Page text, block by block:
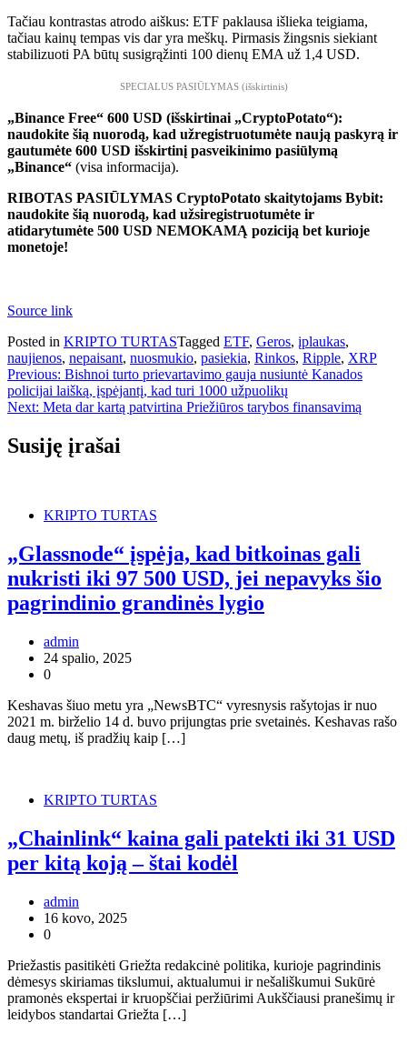
Tačiau kontrastas atrodo aiškus: ETF paklausa išlieka teigiama,
tačiau kainų tempas vis dar yra meškų. Pirmasis žingsnis siekiant
stabilizuoti PA būtų susigrąžinti 100 dienų EMA už 1,4 USD.
SPECIALUS PASIŪLYMAS (išskirtinis)
„Binance Free“ 600 USD (išskirtinai „CryptoPotato“):
naudokite šią nuorodą, kad užregistruotumėte naują paskyrą ir
gautumėte 600 USD išskirtinį pasveikinimo pasiūlymą
„Binance“ (visa informacija).
RIBOTAS PASIŪLYMAS CryptoPotato skaitytojams Bybit:
naudokite šią nuorodą, kad užsiregistruotumėte ir
atidarytumėte 500 USD NEMOKAMĄ poziciją bet kurioje
monetoje!
Source link
Posted in KRIPTO TURTASTagged ETF, Geros, įplaukas,
naujienos, nepaisant, nuosmukio, pasiekia, Rinkos, Ripple, XRP
Navigacija
tarp
Previous: Bishnoi turto prievartavimo gauja nusiuntė Kanados
policijai laišką, įspėjantį, kad turi 1000 užpuolikų
Next: Meta dar kartą patvirtina Priežiūros tarybos finansavimą
Susiję įrašai
KRIPTO TURTAS
„Glassnode“ įspėja, kad bitkoinas gali
nukristi iki 97 500 USD, jei nepavyks šio
pagrindinio grandinės lygio
admin
24 spalio, 2025
0
Keshavas šiuo metu yra „NewsBTC“ vyresnysis rašytojas ir nuo
2021 m. birželio 14 d. buvo prijungtas prie svetainės. Keshavas rašo
daug metų, iš pradžių kaip […]
KRIPTO TURTAS
„Chainlink“ kaina gali patekti iki 31 USD
per kitą koją – štai kodėl
admin
16 kovo, 2025
0
Priežastis pasitikėti Griežta redakcinė politika, kurioje pagrindinis
dėmesys skiriamas tikslumui, aktualumui ir nešališkumui Sukūrė
pramonės ekspertai ir kruopščiai peržiūrimi Aukščiausi pranešimų ir
leidybos standartai Griežta […]